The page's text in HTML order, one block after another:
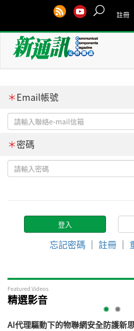
註冊
＊Email帳號
＊密碼
忘記密碼 ｜ 註冊 ｜
Featured Videos
精選影音
AI代理驅動下的物聯網安全防護新